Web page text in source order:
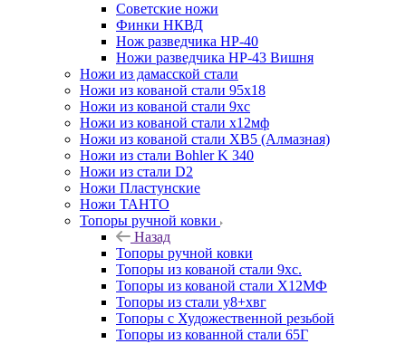
Советские ножи
Финки НКВД
Нож разведчика НР-40
Ножи разведчика НР-43 Вишня
Ножи из дамасской стали
Ножи из кованой стали 95х18
Ножи из кованой стали 9хс
Ножи из кованой стали х12мф
Ножи из кованой стали ХВ5 (Алмазная)
Ножи из стали Bohler K 340
Ножи из стали D2
Ножи Пластунские
Ножи ТАНТО
Топоры ручной ковки
Назад
Топоры ручной ковки
Топоры из кованой стали 9хс.
Топоры из кованой стали Х12МФ
Топоры из стали у8+хвг
Топоры с Художественной резьбой
Топоры из кованной стали 65Г